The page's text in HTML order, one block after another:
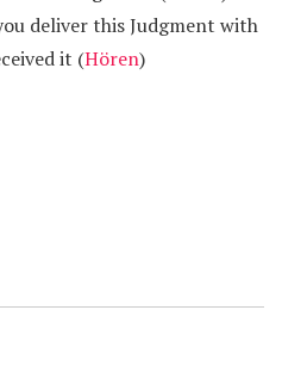
deliver this Judgment with
it (Hören)